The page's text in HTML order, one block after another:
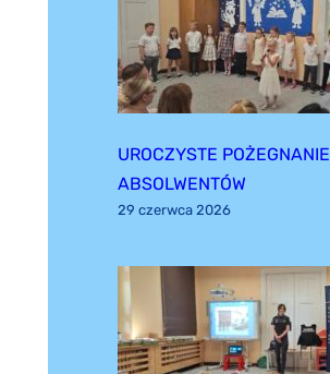
UROCZYSTE POŻEGNANIE
ABSOLWENTÓW
29 czerwca 2026